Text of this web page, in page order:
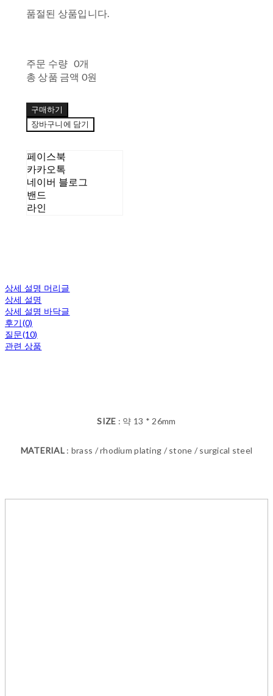
품절된 상품입니다.
주문 수량 0개
총 상품 금액 0원
구매하기
장바구니에 담기
페이스북
카카오톡
네이버 블로그
밴드
라인
상세 설명 머리글
상세 설명
상세 설명 바닥글
후기(0)
질문(10)
관련 상품
SIZE : 약 13 * 26mm
MATERIAL: brass / rhodium plating / stone / surgical steel